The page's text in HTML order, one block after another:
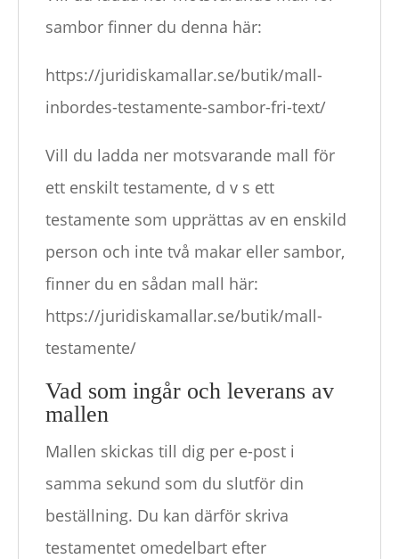
sambor finner du denna här:
https://juridiskamallar.se/butik/mall-
inbordes-testamente-sambor-fri-text/
Vill du ladda ner motsvarande mall för
ett enskilt testamente, d v s ett
testamente som upprättas av en enskild
person och inte två makar eller sambor,
finner du en sådan mall här:
https://juridiskamallar.se/butik/mall-
testamente/
Vad som ingår och leverans av
mallen
Mallen skickas till dig per e-post i
samma sekund som du slutför din
beställning. Du kan därför skriva
testamentet omedelbart efter